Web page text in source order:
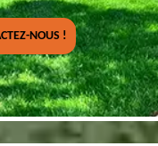
NOUS !